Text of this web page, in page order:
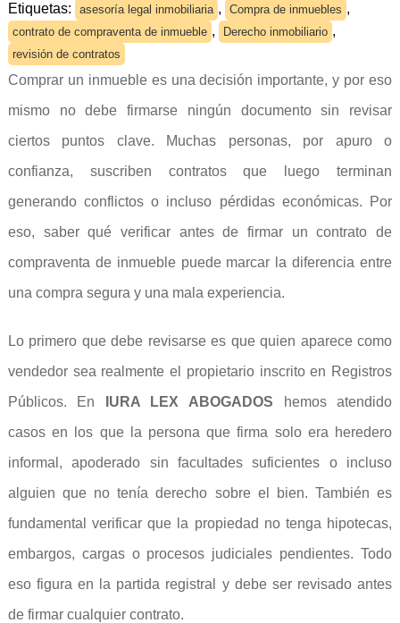
Etiquetas: asesoría legal inmobiliaria , Compra de inmuebles ,
contrato de compraventa de inmueble , Derecho inmobiliario ,
revisión de contratos
Comprar un inmueble es una decisión importante, y por eso
mismo no debe firmarse ningún documento sin revisar
ciertos puntos clave. Muchas personas, por apuro o
confianza, suscriben contratos que luego terminan
generando conflictos o incluso pérdidas económicas. Por
eso, saber qué verificar antes de firmar un contrato de
compraventa de inmueble puede marcar la diferencia entre
una compra segura y una mala experiencia.
Lo primero que debe revisarse es que quien aparece como
vendedor sea realmente el propietario inscrito en Registros
Públicos. En
IURA LEX ABOGADOS hemos atendido
casos en los que la persona que firma solo era heredero
informal, apoderado sin facultades suficientes o incluso
alguien que no tenía derecho sobre el bien. También es
fundamental verificar que la propiedad no tenga hipotecas,
embargos, cargas o procesos judiciales pendientes. Todo
eso figura en la partida registral y debe ser revisado antes
de firmar cualquier contrato.